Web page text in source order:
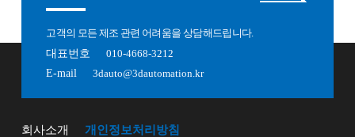
고객의 모든 제조 관련 어려움을 상담해드립니다.
대표번호 010-4668-3212
E-mail 3dauto@3dautomation.kr
회사소개 개인정보처리방침